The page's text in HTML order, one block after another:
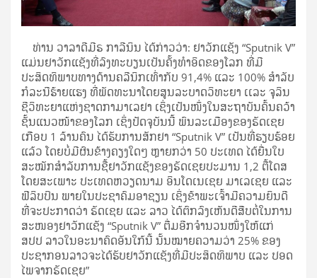
ທ່ານ ວາລາດີມີຣ ກາລີນິນ ໄດ້ກ່າວວ່າ: ຢາວັກແຊັງ “Sputnik V”
ແມ່ນຢາວັກແຊັງທີ່ລົງທະບຽນເປັນຄັ້ງທຳອິດຂອງໂລກ ທີ່ມີ
ປະສິດທິພາບທາງດ້ານຄລີນິກເທົ່າກັບ 91,4% ແລະ 100% ສໍາລັບ
ກໍລະນີຮ້າຍແຮງ ທີ່ພັດທະນາໂດຍສູນລະບາດວິທະຍາ ເເລະ ຈຸລິນ
ຊີວິທະຍາແຫ່ງຊາດກາມາເລຢາ ເຊິ່ງເປັນໜຶ່ງໃນສະຖາບັນຄົ້ນຄວ້າ
ຊັ້ນແນວໜ້າຂອງໂລກ ເຊິ່ງປັດຈຸບັນນີ້ ພົນລະເມືອງຂອງຣັດເຊຍ
ເກືອບ 1 ລ້ານຄົນ ໄດ້ຮັບການສັກຢາ “Sputnik V” ເປັນທີ່ຮຽບຮ້ອຍ
ແລ້ວ ໂດຍບໍ່ມີຜົນຂ້າງຄຽງໃດໆ ຫຼາຍກວ່າ 50 ປະເທດ ໄດ້ຍື່ນໃບ
ສະໝັກສໍາລັບການຊື້ຢາວັກແຊັງຂອງຣັດເຊຍປະມານ 1,2 ຕື້ໂດສ
ໂດຍສະເພາະ ປະເທດຫວຽດນາມ ອິນໂດເນເຊຍ ມາເລເຊຍ ແລະ
ຟີລິບປິນ ພາຍໃນປະຊາຄົມອາຊຽນ ເຊິ່ງຂ້າພະເຈົ້າມີຄວາມຍິນດີ
ທີ່ຈະປະກາດວ່າ ຣັດເຊຍ ແລະ ລາວ ໄດ້ຕົກລົງເຫັນດີສືບຕໍ່ໃນການ
ສະໜອງຢາວັກແຊັງ “Sputnik V” ຕື່ມອີກຈຳນວນໜຶ່ງໃຫ້ແກ່
ສປປ ລາວໃນອະນາຄົດອັນໃກ້ນີ້ ນັ້ນໝາຍຄວາມວ່າ 25% ຂອງ
ປະຊາກອນລາວຈະໄດ້ຮັບຢາວັກແຊັງທີ່ມີປະສິດທິພາບ ແລະ ປອດ
ໄພຈາກຣັດເຊຍ”